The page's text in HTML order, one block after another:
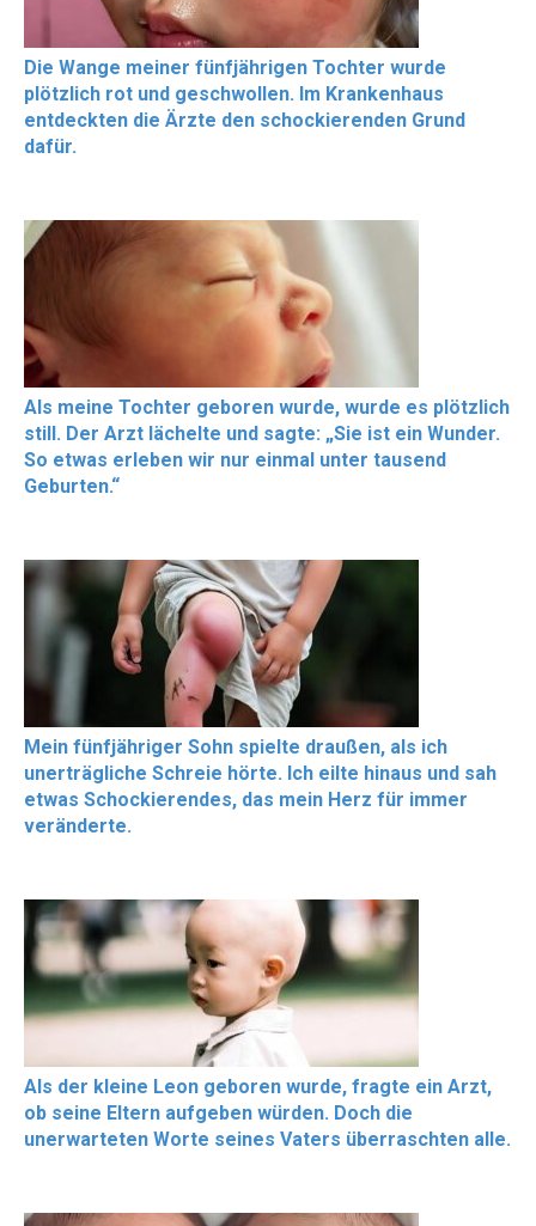
Die Wange meiner fünfjährigen Tochter wurde
plötzlich rot und geschwollen. Im Krankenhaus
entdeckten die Ärzte den schockierenden Grund
dafür.
Als meine Tochter geboren wurde, wurde es plötzlich
still. Der Arzt lächelte und sagte: „Sie ist ein Wunder.
So etwas erleben wir nur einmal unter tausend
Geburten.“
Mein fünfjähriger Sohn spielte draußen, als ich
unerträgliche Schreie hörte. Ich eilte hinaus und sah
etwas Schockierendes, das mein Herz für immer
veränderte.
Als der kleine Leon geboren wurde, fragte ein Arzt,
ob seine Eltern aufgeben würden. Doch die
unerwarteten Worte seines Vaters überraschten alle.